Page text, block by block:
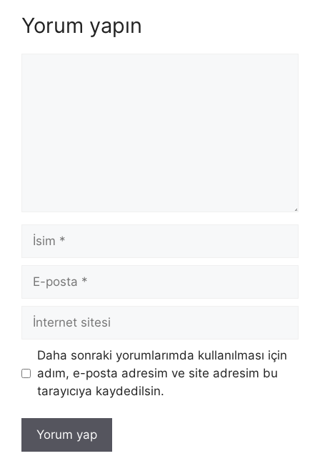
Yorum yapın
İsim
posta
İnternet
sitesi
Daha sonraki yorumlarımda kullanılması için
adım, e-posta adresim ve site adresim bu
tarayıcıya kaydedilsin.